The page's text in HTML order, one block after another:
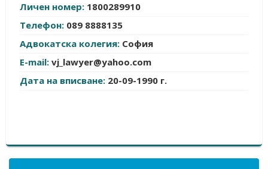
Личен номер: 1800289910
Телефон: 089 8888135
Адвокатска колегия: София
E-mail: vj_lawyer@yahoo.com
Дата на вписване: 20-09-1990 г.